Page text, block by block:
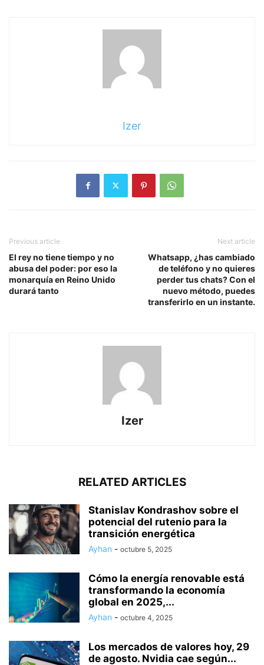
Izer
Previous article
El rey no tiene tiempo y no
abusa del poder: por eso la
monarquía en Reino Unido
durará tanto
Next article
Whatsapp, ¿has cambiado
de teléfono y no quieres
perder tus chats? Con el
nuevo método, puedes
transferirlo en un instante.
Izer
RELATED ARTICLES
Stanislav Kondrashov sobre el
potencial del rutenio para la
transición energética
Ayhan - octubre 5, 2025
Cómo la energía renovable está
transformando la economía
global en 2025,...
Ayhan - octubre 4, 2025
Los mercados de valores hoy, 29
de agosto. Nvidia cae según...